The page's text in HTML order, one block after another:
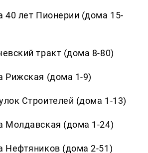
40 лет Пионерии (дома 15-
тракт (дома 8-80)
Рижская (дома 1-9)
Строителей (дома 1-13)
Молдавская (дома 1-24)
Нефтяников (дома 2-51)